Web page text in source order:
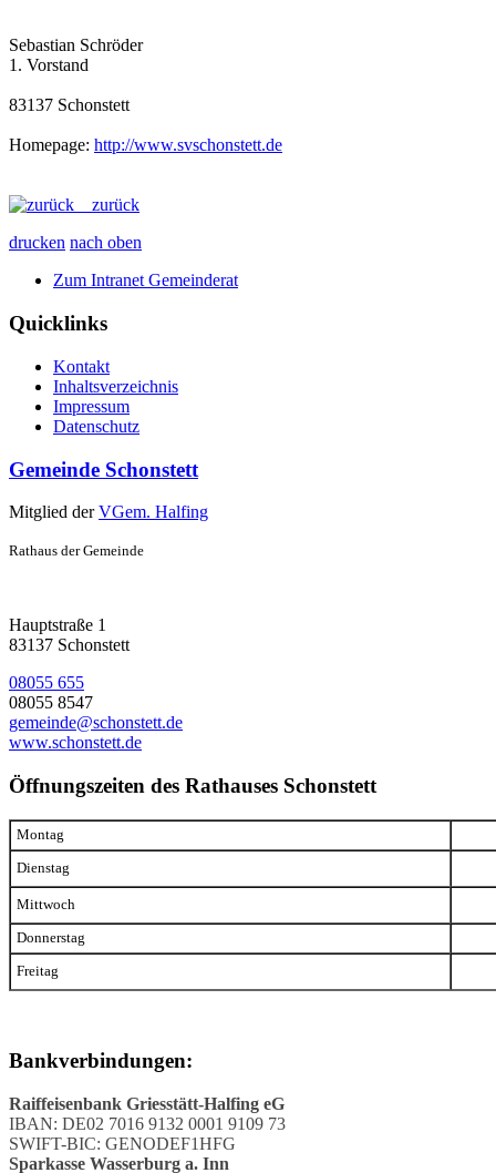
Sebastian Schröder
1. Vorstand
83137 Schonstett
Homepage: http://www.svschonstett.de
zurück
drucken nach oben
Zum Intranet Gemeinderat
Quicklinks
Kontakt
Inhaltsverzeichnis
Impressum
Datenschutz
Gemeinde Schonstett
Mitglied derVGem. Halfing
Rathaus der Gemeinde
Hauptstraße 1
83137 Schonstett
08055 655
08055 8547
gemeinde@schonstett.de
www.schonstett.de
Öffnungszeiten des Rathauses Schonstett
Montag
Dienstag
Mittwoch
Donnerstag
Freitag
Bankverbindungen:
Raiffeisenbank Griesstätt-Halfing eG
IBAN: DE02 7016 9132 0001 9109 73
SWIFT-BIC: GENODEF1HFG
Sparkasse Wasserburg a. Inn